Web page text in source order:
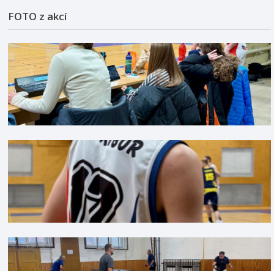
FOTO z akcí